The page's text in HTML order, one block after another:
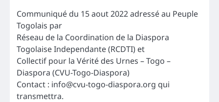
Communiqué du 15 aout 2022 adressé au Peuple
Togolais par
Réseau de la Coordination de la Diaspora
Togolaise Independante (RCDTI) et
Collectif pour la Vérité des Urnes – Togo –
Diaspora (CVU-Togo-Diaspora)
Contact : info@cvu-togo-diaspora.org qui
transmettra.